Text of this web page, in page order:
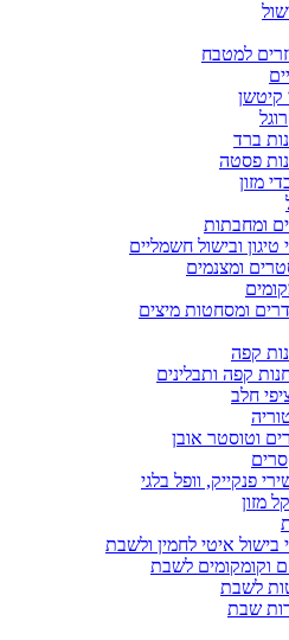
למטבח
קיטשן
ברד
פסטה
מזון
ומחבתות
טיגון ובישול חשמליים
ומצנמים
ומסחטות מיצים
קפה
קפה ותבלינים
חלב
וטוסטר אובן
פנקייק, וופל בלגי
מזון
בישול איטי לחמין ולשבת
וקומקומים לשבת
לשבת
שבת